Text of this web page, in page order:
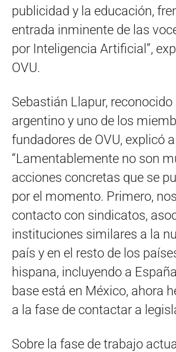
publicidad y la educación,
entrada inminente de las
por Inteligencia Artificial”,
OVU.
Sebastián Llapur,
argentino y uno de los
fundadores de OVU, explicó
“Lamentablemente no son
acciones concretas que se
por el momento. Primero,
contacto con sindicatos,
instituciones similares a la
país y en el resto de los
hispana, incluyendo a
base está en México, ahora
a la fase de contactar a
Sobre la fase de trabajo